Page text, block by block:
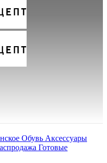
Обувь Аксессуары
Готовые